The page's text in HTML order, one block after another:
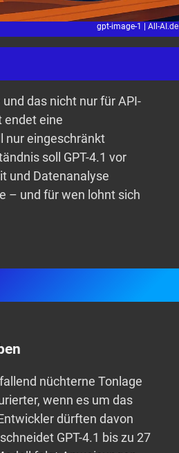
gpt-image-1 | All-AI.de
das nicht nur für API-
endet eine
nur eingeschränkt
soll GPT-4.1 vor
und Datenanalyse
– und für wen lohnt sich
nüchterne Tonlage
wenn es um das
dürften davon
GPT-4.1 bis zu 27